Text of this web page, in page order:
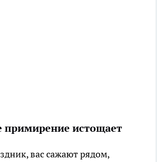
примирение истощает
вас сажают рядом,